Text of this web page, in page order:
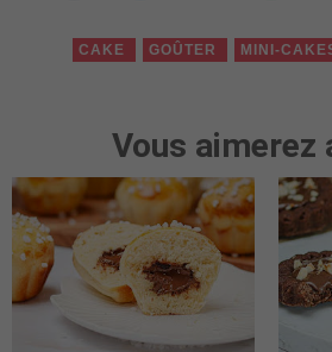
CAKE GOÛTER MINI-
Vous aimerez